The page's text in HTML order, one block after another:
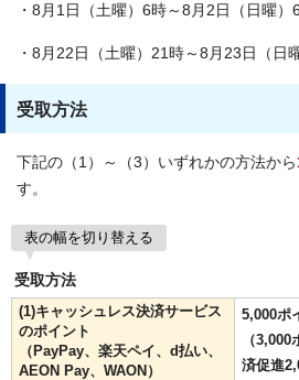
・8月1日（土曜）6時～8月2日（日曜）
・8月22日（土曜）21時～8月23日（日
受取方法
下記の（1）～（3）いずれかの方法から
す。
表の幅を切り替える
受取方法
(1)キャッシュレス決済サービス
のポイント
（PayPay、楽天ペイ、d払い、
AEON Pay、WAON）
5,000ポ
（
済促進